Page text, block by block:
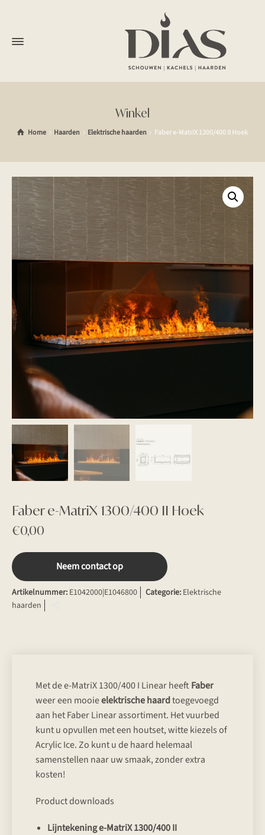
Winkel
Home Haarden Elektrische haarden Faber e-MatriX 1300/400 II Hoek
Faber e-MatriX 1300/400 II Hoek
€0,00
Neem contact op
Artikelnummer: E1042000|E1046800 Categorie: Elektrische
haarden
Met de e-MatriX 1300/400 I Linear heeftFaber
weer een mooieelektrische haardtoegevoegd
aan het Faber Linear assortiment. Het vuurbed
kunt u opvullen met een houtset, witte kiezels of
Acrylic Ice. Zo kunt u de haard helemaal
samenstellen naar uw smaak, zonder extra
kosten!
Product downloads
Lijntekening e-MatriX 1300/400 II